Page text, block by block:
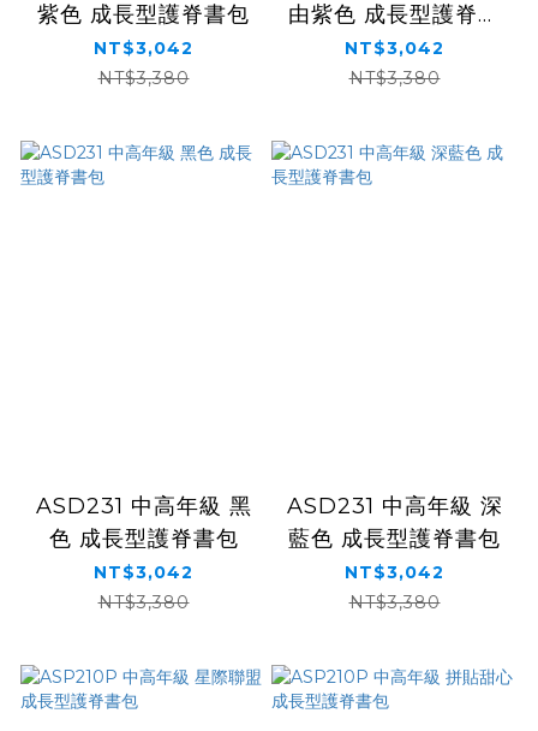
紫色 成長型護脊書包
NT$3,042
NT$3,380
由紫色 成長型護脊書
包
NT$3,042
NT$3,380
ASD231 中高年級 黑
色 成長型護脊書包
NT$3,042
NT$3,380
ASD231 中高年級 深
藍色 成長型護脊書包
NT$3,042
NT$3,380